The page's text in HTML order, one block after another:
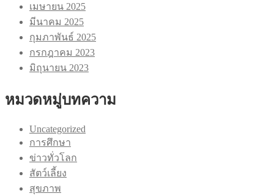
เมษายน 2025
มีนาคม 2025
กุมภาพันธ์ 2025
กรกฎาคม 2023
มิถุนายน 2023
หมวดหมู่บทความ
Uncategorized
การศึกษา
ข่าวทั่วโลก
สัตว์เลี้ยง
สุขภาพ